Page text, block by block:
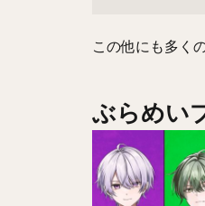
この他にも多く
ぶらめい